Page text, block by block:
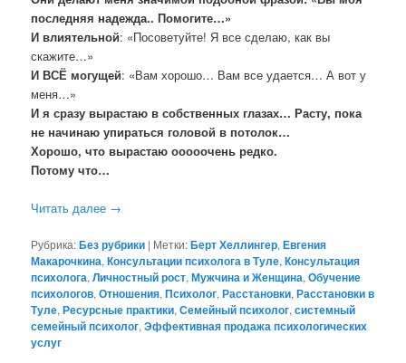
последняя надежда.. Помогите…»
И влиятельной: «Посоветуйте! Я все сделаю, как вы
скажите…»
ИВСЁ могущей: «Вам хорошо… Вам все удается… А вот у
меня…»
И я сразу вырастаю в собственных глазах… Расту, пока
не начинаю упираться головой в потолок…
Хорошо, что вырастаю ооооочень редко.
Потому что…
Читать далее →
Рубрика:Без рубрики | Метки:Берт Хеллингер,Евгения
Макарочкина,Консультации психолога в Туле,Консультация
психолога,Личностный рост,Мужчина и Женщина,Обучение
психологов,Отношения,Психолог,Расстановки,Расстановки в
Туле,Ресурсные практики,Семейный психолог,системный
семейный психолог,Эффективная продажа психологических
услуг